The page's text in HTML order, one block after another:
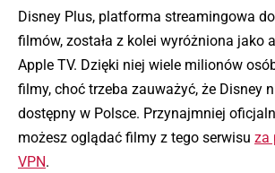
Disney Plus, platforma streamingowa
filmów, została z kolei wyróżniona jako
Apple TV. Dzięki niej wiele milionów
filmy, choć trzeba zauważyć, że Disney
dostępny w Polsce. Przynajmniej
możesz oglądać filmy z tego serwisu za
VPN.